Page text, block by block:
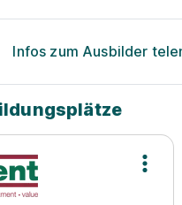
Infos zum Ausbilder